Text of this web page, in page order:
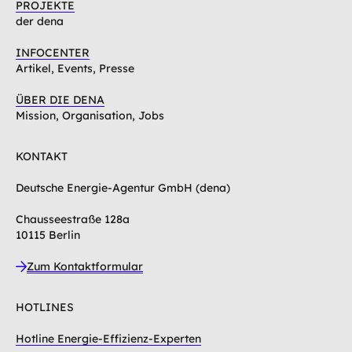
PROJEKTE
der dena
INFOCENTER
Artikel, Events, Presse
ÜBER DIE DENA
Mission, Organisation, Jobs
KONTAKT
Deutsche Energie-Agentur GmbH (dena)
Chausseestraße 128a
10115 Berlin
Zum Kontaktformular
HOTLINES
Hotline Energie-Effizienz-Experten